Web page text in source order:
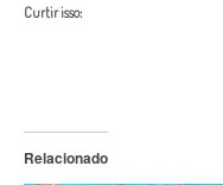
Curtir isso:
Relacionado